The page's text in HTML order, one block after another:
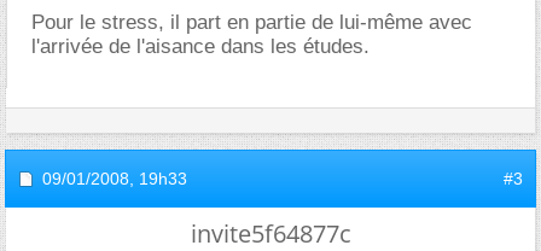
Pour le stress, il part en partie de lui-même avec
l'arrivée de l'aisance dans les études.
09/01/2008, 19h33 #3
invite5f64877c